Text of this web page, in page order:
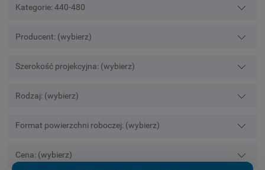
Kategorie: 440-480
Producent: (wybierz)
Szerokość projekcyjna: (wybierz)
Rodzaj: (wybierz)
Format powierzchni roboczej: (wybierz)
Cena: (wybierz)